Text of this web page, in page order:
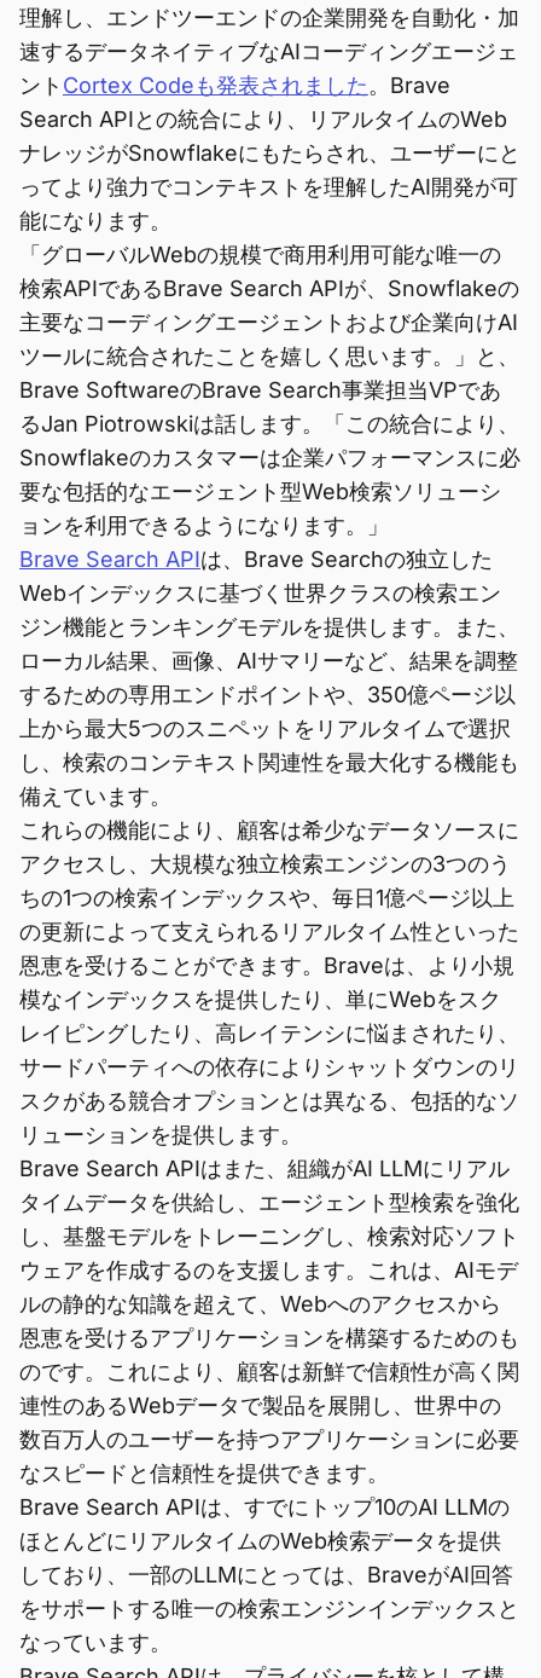
理解し、エンドツーエンドの企業開発を自動化・加
速するデータネイティブなAIコーディングエージェ
ント Cortex Codeも発表されました。Brave
Search APIとの統合により、リアルタイムのWeb
ナレッジがSnowflakeにもたらされ、ユーザーにと
ってより強力でコンテキストを理解したAI開発が可
能になります。
「グローバルWebの規模で商用利用可能な唯一の
検索APIであるBrave Search APIが、Snowflakeの
主要なコーディングエージェントおよび企業向けAI
ツールに統合されたことを嬉しく思います。」と、
Brave SoftwareのBrave Search事業担当VPであ
るJan Piotrowskiは話します。「この統合により、
Snowflakeのカスタマーは企業パフォーマンスに必
要な包括的なエージェント型Web検索ソリューシ
ョンを利用できるようになります。」
Brave Search APIは、Brave Searchの独立した
Webインデックスに基づく世界クラスの検索エン
ジン機能とランキングモデルを提供します。また、
ローカル結果、画像、AIサマリーなど、結果を調整
するための専用エンドポイントや、350億ページ以
上から最大5つのスニペットをリアルタイムで選択
し、検索のコンテキスト関連性を最大化する機能も
備えています。
これらの機能により、顧客は希少なデータソースに
アクセスし、大規模な独立検索エンジンの3つのう
ちの1つの検索インデックスや、毎日1億ページ以上
の更新によって支えられるリアルタイム性といった
恩恵を受けることができます。Braveは、より小規
模なインデックスを提供したり、単にWebをスク
レイピングしたり、高レイテンシに悩まされたり、
サードパーティへの依存によりシャットダウンのリ
スクがある競合オプションとは異なる、包括的なソ
リューションを提供します。
Brave Search APIはまた、組織がAI LLMにリアル
タイムデータを供給し、エージェント型検索を強化
し、基盤モデルをトレーニングし、検索対応ソフト
ウェアを作成するのを支援します。これは、AIモデ
ルの静的な知識を超えて、Webへのアクセスから
恩恵を受けるアプリケーションを構築するためのも
のです。これにより、顧客は新鮮で信頼性が高く関
連性のあるWebデータで製品を展開し、世界中の
数百万人のユーザーを持つアプリケーションに必要
なスピードと信頼性を提供できます。
Brave Search APIは、すでにトップ10のAI LLMの
ほとんどにリアルタイムのWeb検索データを提供
しており、一部のLLMにとっては、BraveがAI回答
をサポートする唯一の検索エンジンインデックスと
なっています。